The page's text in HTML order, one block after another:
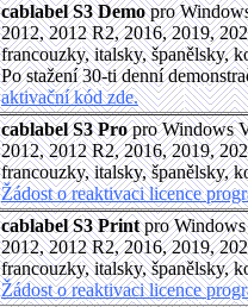
cablabel S3 Demopro
2012, 2012 R2, 2016, 2019,
francouzky, italsky, španělsky,
Po stažení 30-ti denní
aktivační kód zde.
cablabel S3 Propro Windows
2012, 2012 R2, 2016, 2019,
francouzky, italsky, španělsky,
Žádost o reaktivaci licence
cablabel S3 Printpro Windows
2012, 2012 R2, 2016, 2019,
francouzky, italsky, španělsky,
Žádost o reaktivaci licence